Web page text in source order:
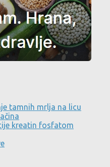
tamnih mrlja na licu
kreatin fosfatom